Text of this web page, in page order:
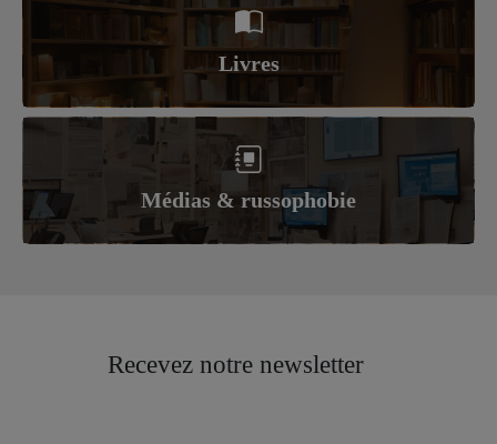
Livres
Médias & russophobie
Recevez notre newsletter